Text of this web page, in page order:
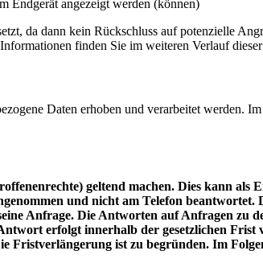
Endgerät angezeigt werden (können)
da dann kein Rückschluss auf potenzielle
finden Sie im weiteren Verlauf
Daten erhoben und verarbeitet werden.
geltend machen. Dies kann
und nicht am Telefon
Anfrage. Die Antworten auf Anfragen zu
erfolgt innerhalb der gesetzlichen
Fristverlängerung ist zu begründen. Im